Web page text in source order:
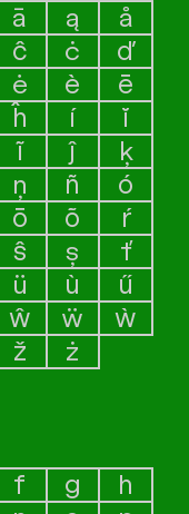
ā ą
å
ĉ ċ
ď
ė è
ē
ĥ í
ĭ
ĩ ĵ
ķ
ņ ñ
ó
ō õ
ŕ
ŝ ș
ť
ü ù
ű
ŵ ẅ
ẁ
ž ż
f g
h